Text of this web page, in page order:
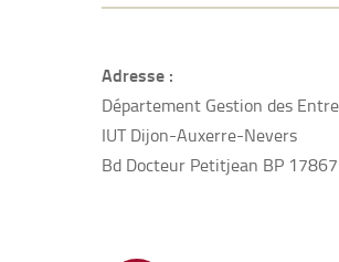
Adresse :
Département Gestion des
IUT Dijon-Auxerre-Nevers
Bd Docteur Petitjean BP